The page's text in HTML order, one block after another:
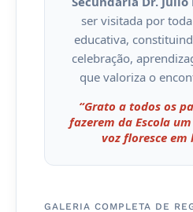
ser visitada por
educativa,
celebração,
que valoriza o
“Grato a todos os
fazerem da Escola
voz floresce em
GALERIA COMPLETA DE